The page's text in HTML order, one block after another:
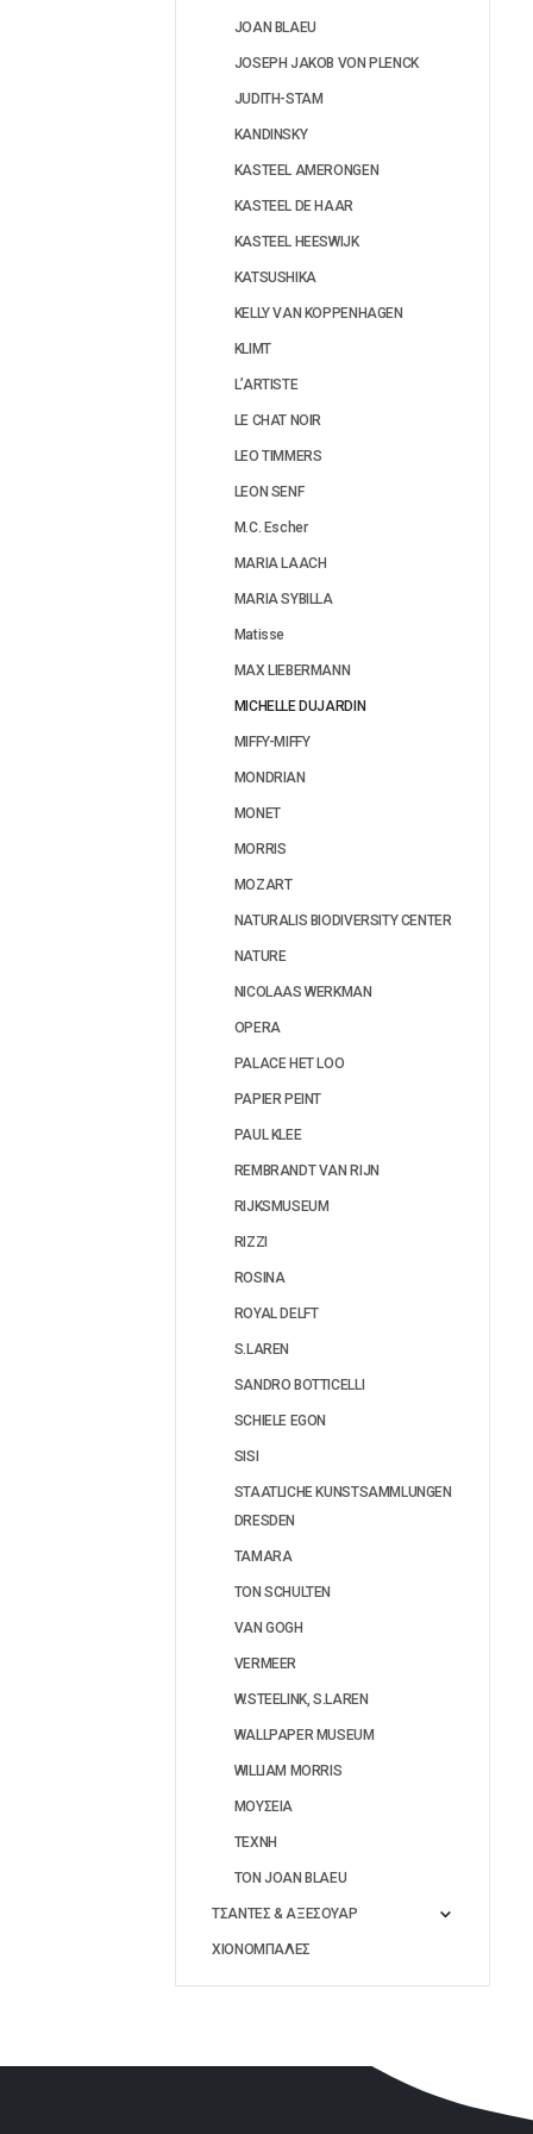
JOAN BLAEU
JOSEPH JAKOB VON PLENCK
JUDITH-STAM
KANDINSKY
KASTEEL AMERONGEN
KASTEEL DE HAAR
KASTEEL HEESWIJK
KATSUSHIKA
KELLY VAN KOPPENHAGEN
KLIMT
L’ARTISTE
LE CHAT NOIR
LEO TIMMERS
LEON SENF
M.C. Escher
MARIA LAACH
MARIA SYBILLA
Matisse
MAX LIEBERMANN
MICHELLE DUJARDIN
MIFFY-MIFFY
MONDRIAN
MONET
MORRIS
MOZART
NATURALIS BIODIVERSITY CENTER
NATURE
NICOLAAS WERKMAN
OPERA
PALACE HET LOO
PAPIER PEINT
PAUL KLEE
REMBRANDT VAN RIJN
RIJKSMUSEUM
RIZZI
ROSINA
ROYAL DELFT
S.LAREN
SANDRO BOTTICELLI
SCHIELE EGON
SISI
STAATLICHE KUNSTSAMMLUNGEN
DRESDEN
TAMARA
TON SCHULTEN
VAN GOGH
VERMEER
W.STEELINK, S.LAREN
WALLPAPER MUSEUM
WILLIAM MORRIS
ΜΟΥΣΕΙΑ
ΤΕΧΝΗ
ΤΟΝ JOAN BLAEU
ΤΣΑΝΤΕΣ & ΑΞΕΣΟΥΑΡ
ΧΙΟΝΟΜΠΑΛΕΣ